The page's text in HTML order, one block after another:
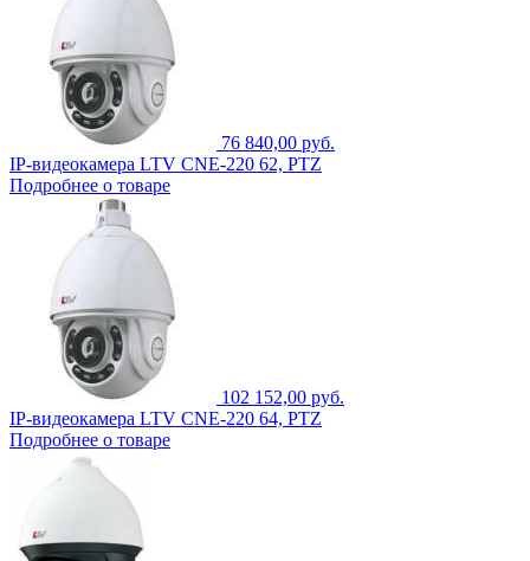
76 840,00 руб.
IP-видеокамера LTV CNE-220 62, PTZ
Подробнее о товаре
102 152,00 руб.
IP-видеокамера LTV CNE-220 64, PTZ
Подробнее о товаре